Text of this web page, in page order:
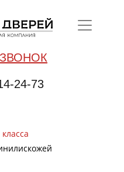
24-73